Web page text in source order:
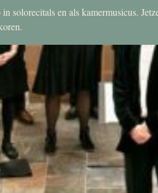
solorecitals en als kamermusicus.